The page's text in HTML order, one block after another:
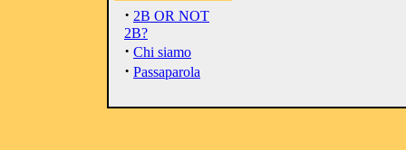
· 2B OR NOT
2B?
· Chi siamo
· Passaparola